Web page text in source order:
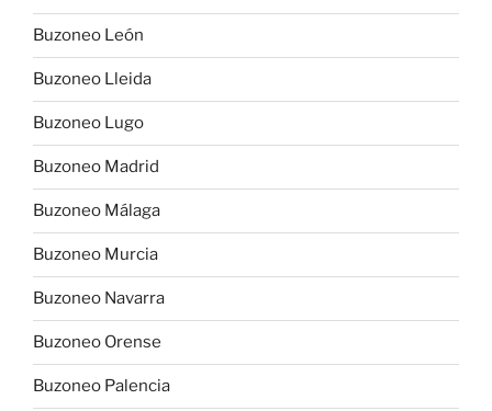
Buzoneo León
Buzoneo Lleida
Buzoneo Lugo
Buzoneo Madrid
Buzoneo Málaga
Buzoneo Murcia
Buzoneo Navarra
Buzoneo Orense
Buzoneo Palencia